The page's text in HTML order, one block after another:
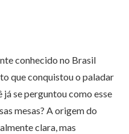
conhecido no Brasil
que conquistou o paladar
se perguntou como esse
mesas? A origem do
clara, mas